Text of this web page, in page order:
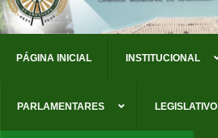
PÁGINA INICIAL INSTITUCIONAL
PARLAMENTARES LEGISLATIVO